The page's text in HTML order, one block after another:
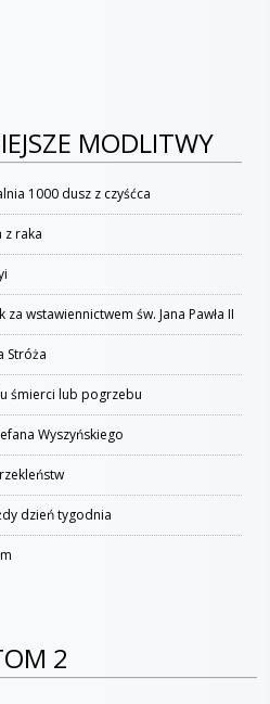
MODLITWY
1000 dusz z czyśćca
raka
wstawiennictwem św. Jana Pawła II
Stróża
śmierci lub pogrzebu
Wyszyńskiego
dzień tygodnia
2